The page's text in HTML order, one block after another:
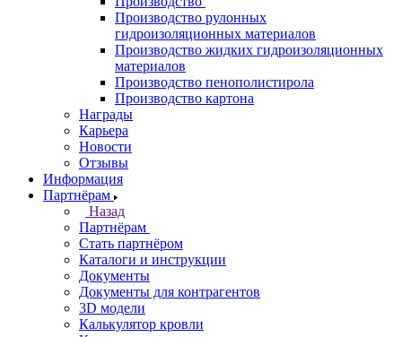
Производство рулонных
гидроизоляционных материалов
Производство жидких гидроизоляционных
материалов
Производство пенополистирола
Производство картона
Награды
Карьера
Новости
Отзывы
Информация
Партнёрам
Назад
Партнёрам
Стать партнёром
Каталоги и инструкции
Документы
Документы для контрагентов
3D модели
Калькулятор кровли